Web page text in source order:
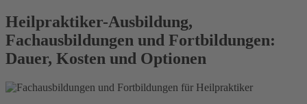
Heilpraktiker-Ausbildung,
Fachausbildungen und Fortbildungen:
Dauer, Kosten und Optionen